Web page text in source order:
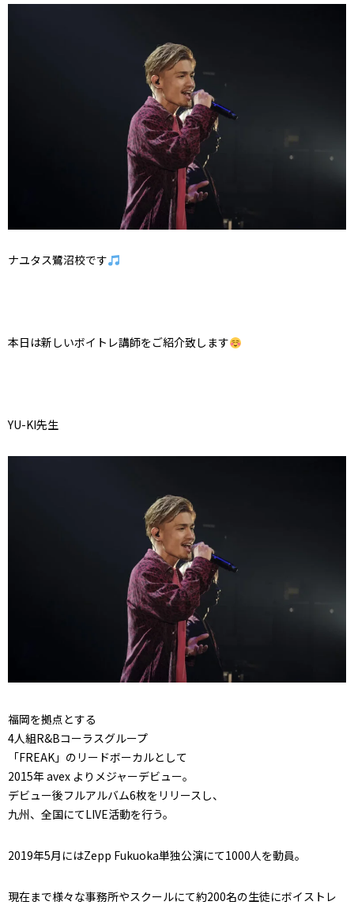
ナユタス鷺沼校です
本日は新しいボイトレ講師をご紹介致します
YU-KI先生
福岡を拠点とする
4人組R&Bコーラスグループ
「FREAK」のリードボーカルとして
2015年 avex よりメジャーデビュー。
デビュー後フルアルバム6枚をリリースし、
九州、全国にてLIVE活動を行う。
2019年5月にはZepp Fukuoka単独公演にて1000人を動員。
現在まで様々な事務所やスクールにて約200名の生徒にボイストレ